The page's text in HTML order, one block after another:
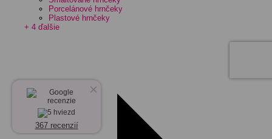
Porcelánové hrnčeky
Plastové hrnčeky
+ 4 ďalšie
×
367 recenzií